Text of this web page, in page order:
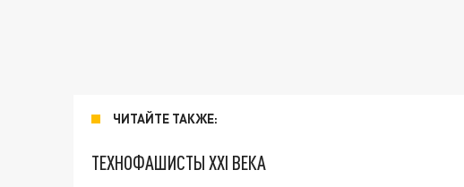
ЧИТАЙТЕ ТАКЖЕ:
ТЕХНОФАШИСТЫ XXI ВЕКА